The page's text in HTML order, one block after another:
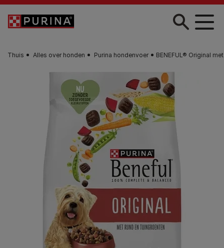
Skip to main content
Thuis Alles over honden Purina hondenvoer BENEFUL® Original